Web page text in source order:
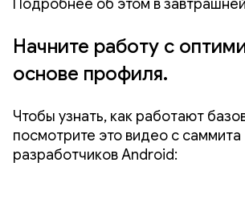
Подробнее об этом в
Начните работу с
основе профиля.
Чтобы узнать, как работают
посмотрите это видео с саммита
разработчиков Android: